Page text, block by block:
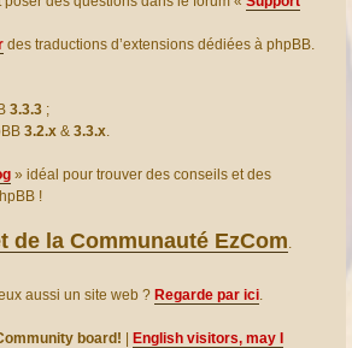
des traductions d’extensions dédiées à phpBB.
3.3.3 ;
3.2.x & 3.3.x.
» idéal pour trouver des conseils et des
!
de la Communauté EzCom.
aussi un site web ? Regarde par ici.
board!
English visitors, may I